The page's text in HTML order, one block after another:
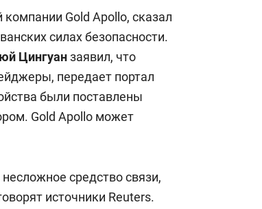
Gold Apollo, сказал
силах безопасности.
Цингуанзаявил, что
передает портал
были поставлены
Gold Apollo может
средство связи,
источники Reuters.